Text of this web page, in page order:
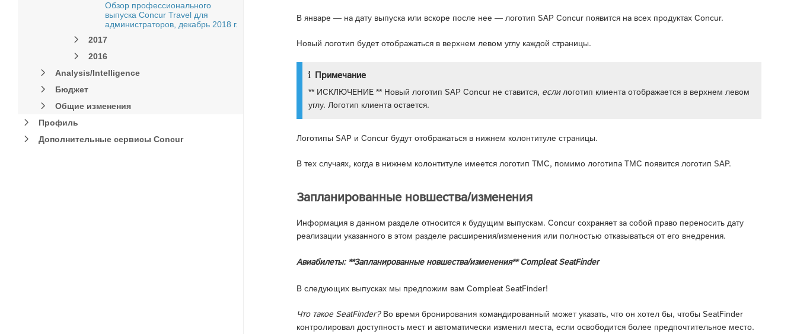
Обзор профессионального
выпуска Concur Travel для
администраторов, декабрь 2018 г.
2017
2016
Analysis/Intelligence
Бюджет
Общие изменения
Профиль
Дополнительные сервисы Concur
В январе — на дату выпуска или вскоре после нее — логотип SAP Concur появится на всех продуктах Concur.
Новый логотип будет отображаться в верхнем левом углу каждой страницы.
Примечание
** ИСКЛЮЧЕНИЕ ** Новый логотип SAP Concur не ставится, еслилоготип клиента отображается в верхнем левом
углу. Логотип клиента остается.
Логотипы SAP и Concur будут отображаться в нижнем колонтитуле страницы.
В тех случаях, когда в нижнем колонтитуле имеется логотип TMC, помимо логотипа TMC появится логотип SAP.
Запланированные новшества/изменения
Информация в данном разделе относится к будущим выпускам. Concur сохраняет за собой право переносить дату
реализации указанного в этом разделе расширения/изменения или полностью отказываться от его внедрения.
Авиабилеты: **Запланированные новшества/изменения** Compleat SeatFinder
В следующих выпусках мы предложим вам Compleat SeatFinder!
Что такое SeatFinder?Во время бронирования командированный может указать, что он хотел бы, чтобы SeatFinder
контролировал доступность мест и автоматически изменил места, если освободится более предпочтительное место.